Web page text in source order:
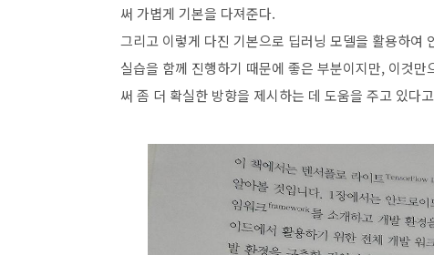
써 가볍게 기본을 다져준다.
그리고 이렇게 다진 기본으로 딥러닝 모델을 활용하여
실습을 함께 진행하기 때문에 좋은 부분이지만, 이것
써 좀 더 확실한 방향을 제시하는 데 도움을 주고 있다